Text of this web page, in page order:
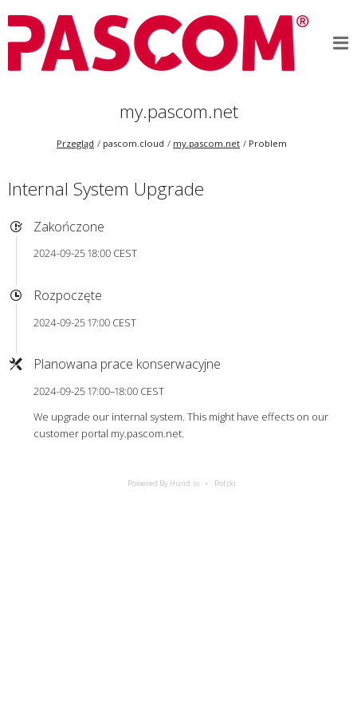
my.pascom.net
Przegląd pascom.cloud my.pascom.net Problem
Internal System Upgrade
Zakończone
2024-09-25 18:00 CEST
Rozpoczęte
2024-09-25 17:00 CEST
Planowana prace konserwacyjne
2024-09-25 17:00–18:00 CEST
We upgrade our internal system. This might have effects on our
customer portal my.pascom.net.
Powered By Hund.io Polski